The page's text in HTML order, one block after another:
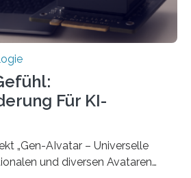
Für KI-
„Gen-AIvatar – Universelle
und diversen Avataren